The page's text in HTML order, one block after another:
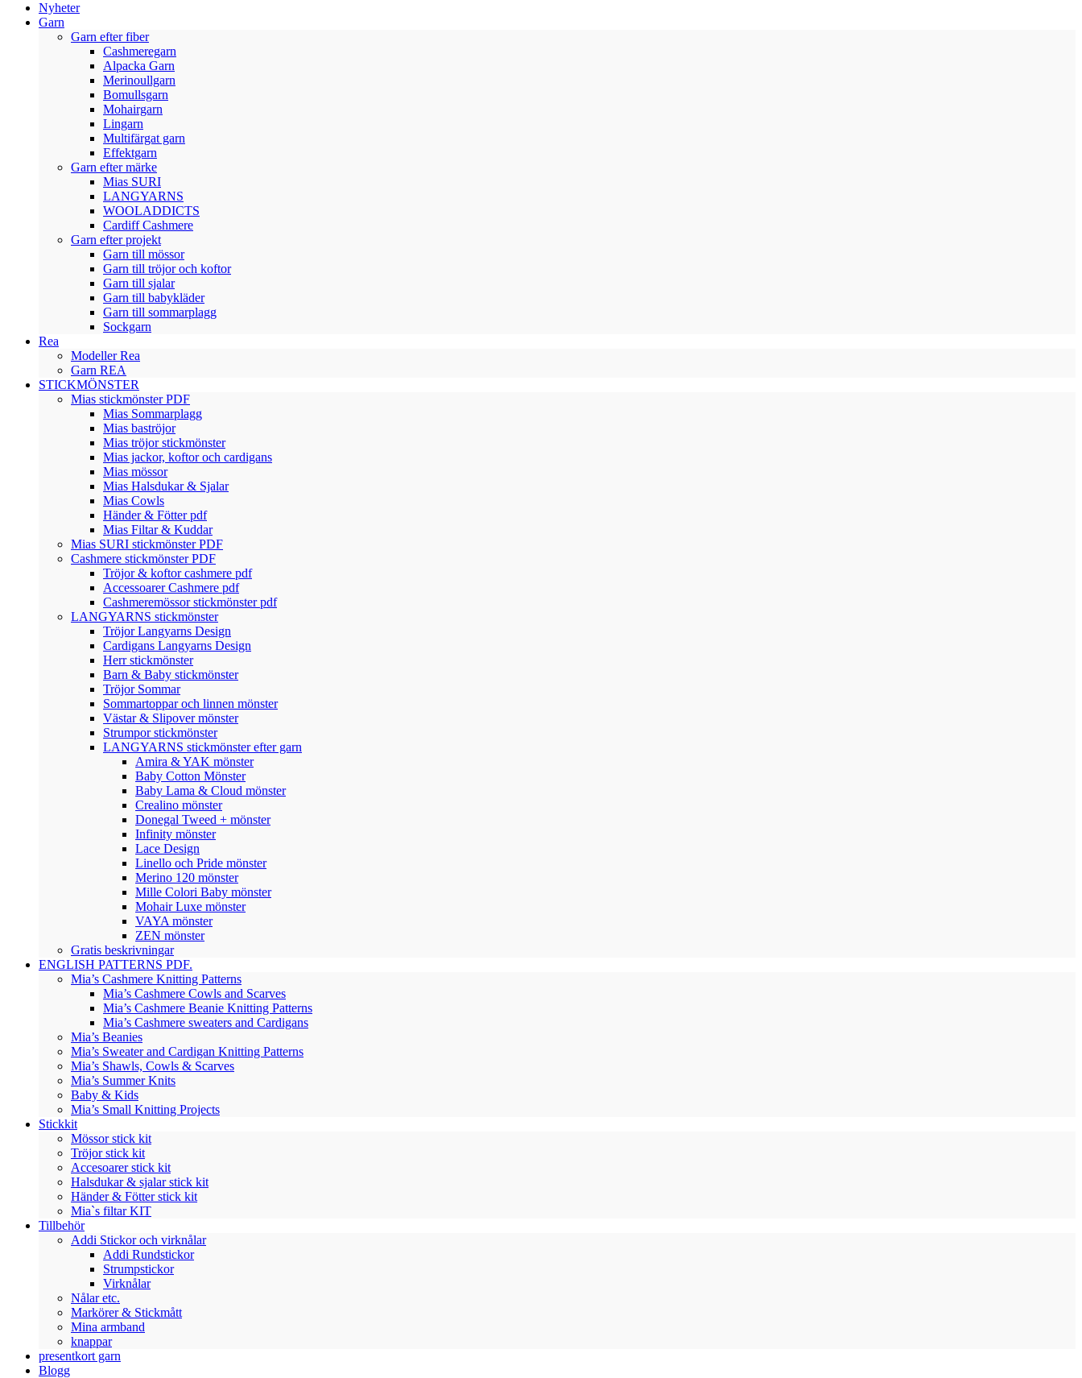
Nyheter
Garn
Garn efter fiber
Cashmeregarn
Alpacka Garn
Merinoullgarn
Bomullsgarn
Mohairgarn
Lingarn
Multifärgat garn
Effektgarn
Garn efter märke
Mias SURI
LANGYARNS
WOOLADDICTS
Cardiff Cashmere
Garn efter projekt
Garn till mössor
Garn till tröjor och koftor
Garn till sjalar
Garn till babykläder
Garn till sommarplagg
Sockgarn
Rea
Modeller Rea
Garn REA
STICKMÖNSTER
Mias stickmönster PDF
Mias Sommarplagg
Mias baströjor
Mias tröjor stickmönster
Mias jackor, koftor och cardigans
Mias mössor
Mias Halsdukar & Sjalar
Mias Cowls
Händer & Fötter pdf
Mias Filtar & Kuddar
Mias SURI stickmönster PDF
Cashmere stickmönster PDF
Tröjor & koftor cashmere pdf
Accessoarer Cashmere pdf
Cashmeremössor stickmönster pdf
LANGYARNS stickmönster
Tröjor Langyarns Design
Cardigans Langyarns Design
Herr stickmönster
Barn & Baby stickmönster
Tröjor Sommar
Sommartoppar och linnen mönster
Västar & Slipover mönster
Strumpor stickmönster
LANGYARNS stickmönster efter garn
Amira & YAK mönster
Baby Cotton Mönster
Baby Lama & Cloud mönster
Crealino mönster
Donegal Tweed + mönster
Infinity mönster
Lace Design
Linello och Pride mönster
Merino 120 mönster
Mille Colori Baby mönster
Mohair Luxe mönster
VAYA mönster
ZEN mönster
Gratis beskrivningar
ENGLISH PATTERNS PDF.
Mia’s Cashmere Knitting Patterns
Mia’s Cashmere Cowls and Scarves
Mia’s Cashmere Beanie Knitting Patterns
Mia’s Cashmere sweaters and Cardigans
Mia’s Beanies
Mia’s Sweater and Cardigan Knitting Patterns
Mia’s Shawls, Cowls & Scarves
Mia’s Summer Knits
Baby & Kids
Mia’s Small Knitting Projects
Stickkit
Mössor stick kit
Tröjor stick kit
Accesoarer stick kit
Halsdukar & sjalar stick kit
Händer & Fötter stick kit
Mia`s filtar KIT
Tillbehör
Addi Stickor och virknålar
Addi Rundstickor
Strumpstickor
Virknålar
Nålar etc.
Markörer & Stickmått
Mina armband
knappar
presentkort garn
Blogg